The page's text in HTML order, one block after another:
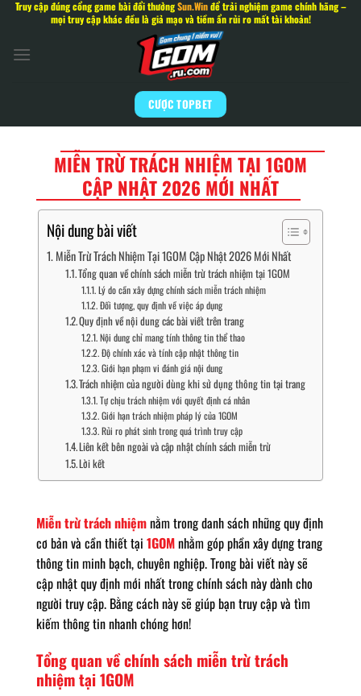
nội
Truy cập đúng cổng game bài đổi thưởngSun.Winđể trải nghiệm game chính hãng –
mọi truy cập khác đều là giả mạo và tiềm ẩn rủi ro mất tài khoản!
CƯỢC TOPBET
MIỄN TRỪ TRÁCH NHIỆM TẠI 1GOM
CẬP NHẬT 2026 MỚI NHẤT
Nội dung bài viết
Miễn Trừ Trách Nhiệm Tại 1GOM Cập Nhật 2026 Mới Nhất
Tổng quan về chính sách miễn trừ trách nhiệm tại 1GOM
Lý do cần xây dựng chính sách miễn trách nhiệm
Đối tượng, quy định về việc áp dụng
Quy định về nội dung các bài viết trên trang
Nội dung chỉ mang tính thông tin thể thao
Độ chính xác và tính cập nhật thông tin
Giới hạn phạm vi đánh giá nội dung
Trách nhiệm của người dùng khi sử dụng thông tin tại trang
Tự chịu trách nhiệm với quyết định cá nhân
Giới hạn trách nhiệm pháp lý của 1GOM
Rủi ro phát sinh trong quá trình truy cập
Liên kết bên ngoài và cập nhật chính sách miễn trừ
Lời kết
Miễn trừ trách nhiệmnằm trong danh sách những quy định
cơ bản và cần thiết tại 1GOMnhằm góp phần xây dựng trang
thông tin minh bạch, chuyên nghiệp. Trong bài viết này sẽ
cập nhật quy định mới nhất trong chính sách này dành cho
người truy cập. Bằng cách này sẽ giúp bạn truy cập và tìm
kiếm thông tin nhanh chóng hơn!
Tổng quan về chính sách miễn trừ trách
nhiệm tại 1GOM